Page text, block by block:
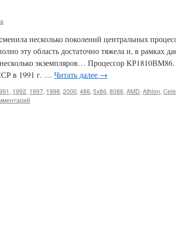
несколько поколений центральных
эту область достаточно тяжела и, в рамках
экземпляров… Процессор
в 1991 г. … Читать далее →
, 1992, 1997, 1998, 2000, 486, 5x86, 8086, AMD, Athlon,